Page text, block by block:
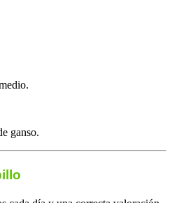
ganso.